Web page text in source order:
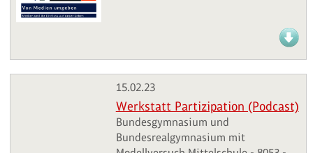
15.02.23
Werkstatt Partizipation (Podcast)
Bundesgymnasium und
Bundesrealgymnasium mit